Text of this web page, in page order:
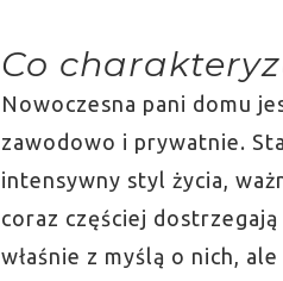
Co
Nowoczesna pani domu
zawodowo i prywatnie.
intensywny styl życia,
coraz częściej
właśnie z myślą o nich,